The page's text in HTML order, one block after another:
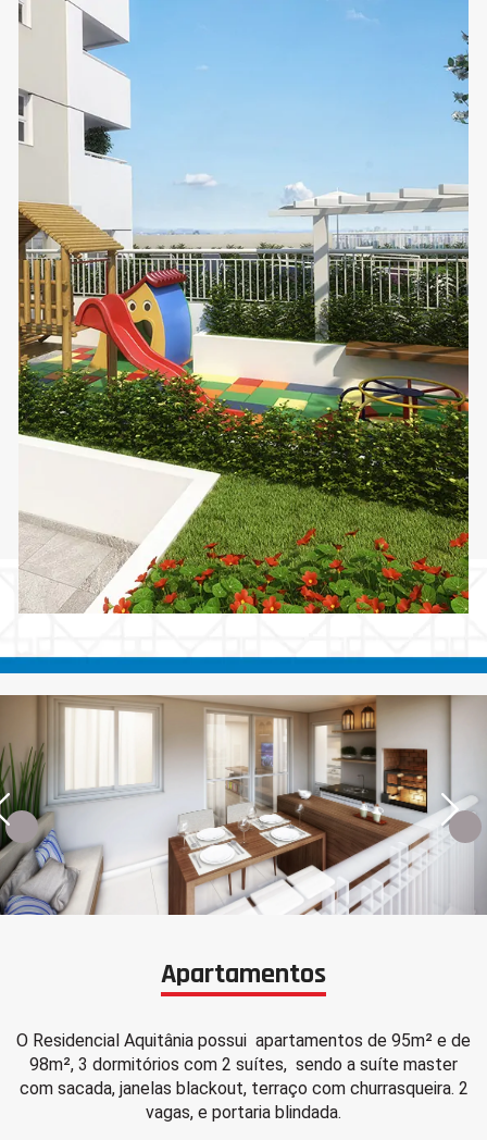
Apartamentos
O Residencial Aquitânia possui apartamentos de 95m² e de
98m², 3 dormitórios com 2 suítes, sendo a suíte master
com sacada, janelas blackout, terraço com churrasqueira. 2
vagas, e portaria blindada.